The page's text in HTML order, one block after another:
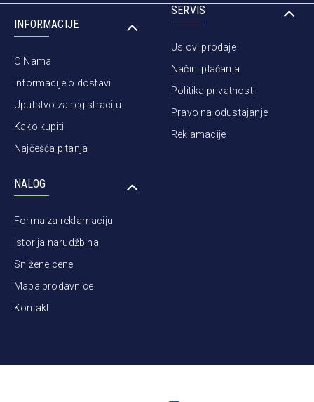
INFORMACIJE
O Nama
Informacije o dostavi
Uputstvo za registraciju
Kako kupiti
Najčešća pitanja
SERVIS
Uslovi prodaje
Načini plaćanja
Politika privatnosti
Pravo na odustajanje
Reklamacije
NALOG
Forma za reklamaciju
Istorija narudžbina
Snižene cene
Mapa prodavnice
Kontakt